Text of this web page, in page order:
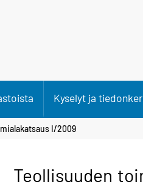
Kyselyt ja
I/2009
Teollisuuden